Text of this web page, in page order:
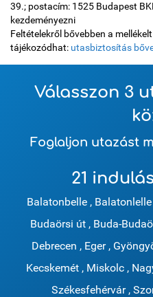
39.; postacím: 1525 Budapest
kezdeményezni
Feltételekről bővebben a
tájékozódhat: utasbiztosítás
Válasszon 3
Foglaljon utazást
21
Balatonbelle ,Balatonlelle
Budaörsi út , Buda-
Debrecen ,Eger ,
Kecskemét ,Miskolc ,
Székesfehérvár ,